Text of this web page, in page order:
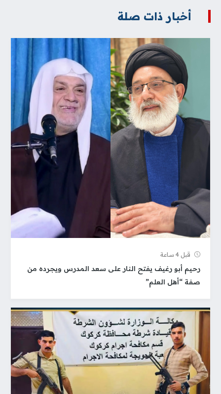
أخبار ذات صلة
قبل 4 ساعة
رحيم أبو رغيف يفتح النار على سعد المدرس ويجرده من
صفة “أهل العلم”